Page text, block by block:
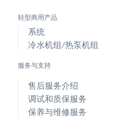
轻型商用产品
系统
冷水机组/热泵机组
服务与支持
售后服务介绍
调试和质保服务
保养与维修服务